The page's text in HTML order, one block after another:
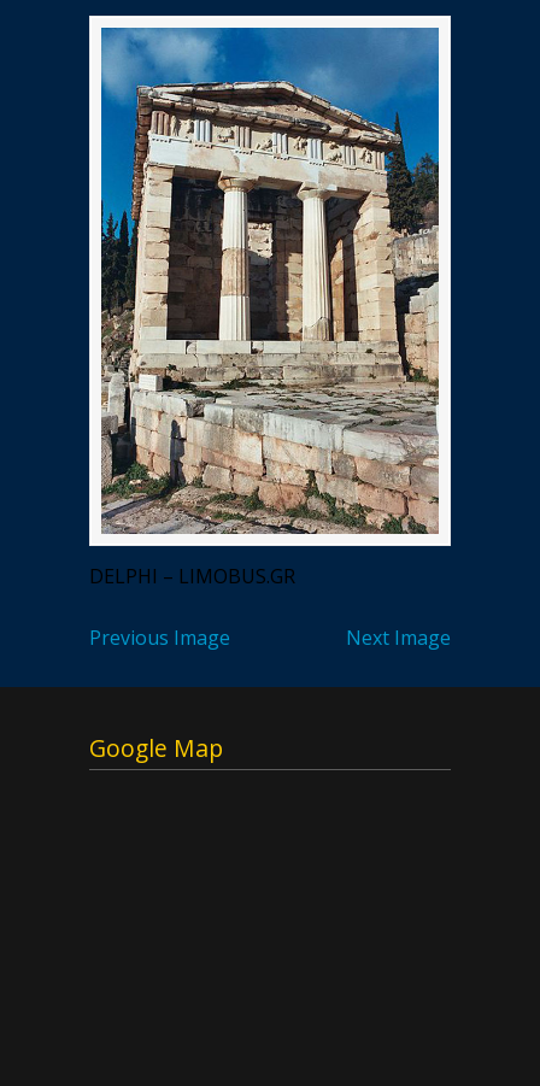
DELPHI – LIMOBUS.GR
Previous Image Next Image
Google Map